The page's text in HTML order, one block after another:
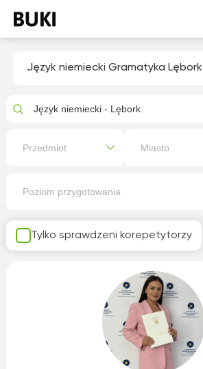
Język niemiecki Gramatyka Lębork
Tylko sprawdzeni korepetytorzy
Język niemiecki - Lębork
Przedmiot Miasto
Poziom przygotowania